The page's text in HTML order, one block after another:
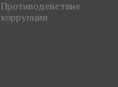
Противодействие
коррупции